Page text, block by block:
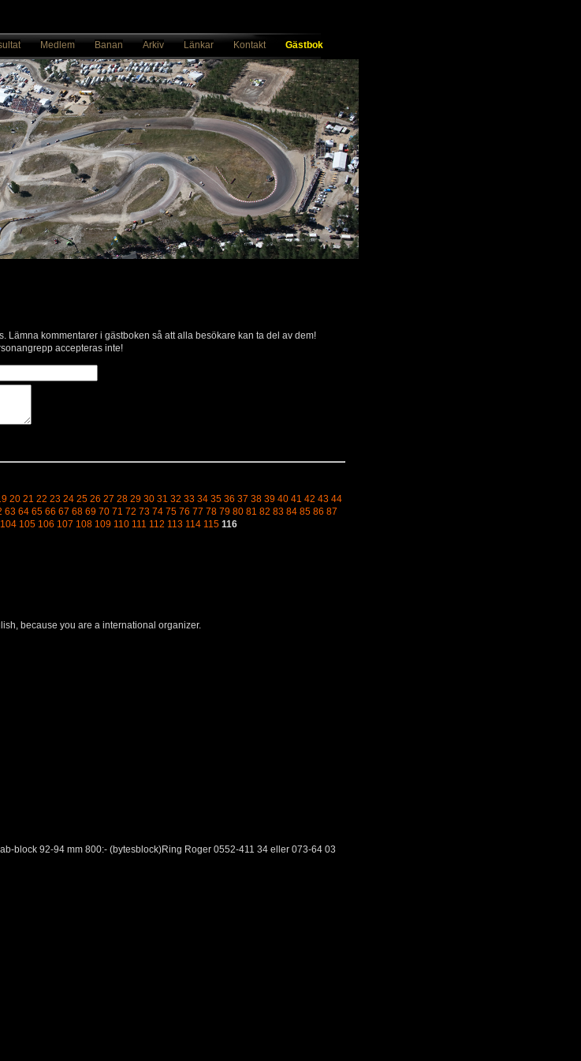
Medlem Banan Arkiv Länkar Kontakt Gästbok
Lämna kommentarer i gästboken så att alla besökare kan ta del av dem!
accepteras inte!
20 21 22 23 24 25 26 27 28 29 30 31 32 33 34 35 36 37 38 39 40 41 42 43 44
63 64 65 66 67 68 69 70 71 72 73 74 75 76 77 78 79 80 81 82 83 84 85 86 87
104 105 106 107 108 109 110 111 112 113 114 115 116
because you are a international organizer.
block 92-94 mm 800:- (bytesblock)Ring Roger 0552-411 34 eller 073-64 03